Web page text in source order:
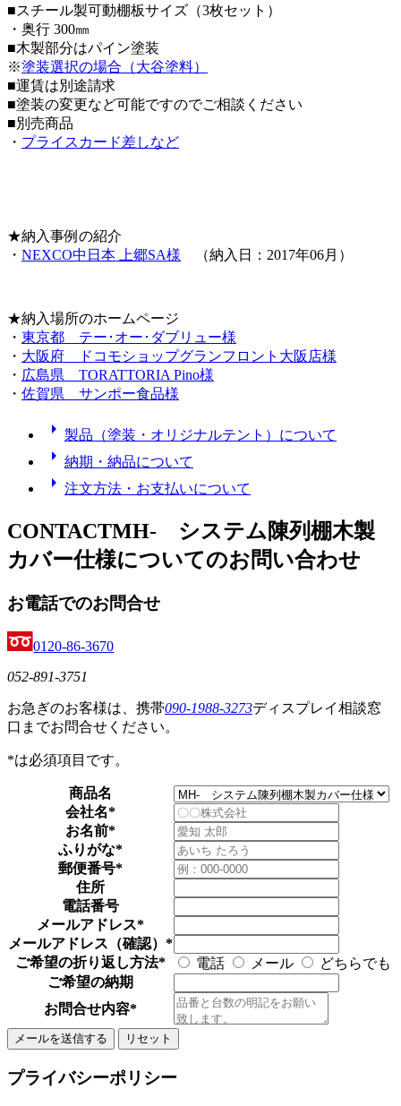
■スチール製可動棚板サイズ（3枚セット）
・奥行 300㎜
■木製部分はパイン塗装
※塗装選択の場合（大谷塗料）
■運賃は別途請求
■塗装の変更など可能ですのでご相談ください
■別売商品
・ プライスカード差しなど
★納入事例の紹介
・ NEXCO中日本 上郷SA様 （納入日：2017年06月）
★納入場所のホームページ
・ 東京都 テー･オー･ダブリュー様
・ 大阪府 ドコモショップグランフロント大阪店様
・ 広島県 TORATTORIA Pino様
・ 佐賀県 サンポー食品様
arrow_right 製品（塗装・オリジナルテント）について
arrow_right 納期・納品について
arrow_right 注文方法・お支払いについて
CONTACTMH- システム陳列棚木製
カバー仕様についてのお問い合わせ
お電話でのお問合せ
0120-86-3670
052-891-3751
お急ぎのお客様は、携帯090-1988-3273ディスプレイ相談窓
口までお問合せください。
*は必須項目です。
商品名
会社名*
お名前*
ふりがな*
郵便番号*
住所
電話番号
メールアドレス*
メールアドレス（確認） *
ご希望の折り返し方法* 電話 メール
どちらでも
ご希望の納期
お問合せ内容*
プライバシーポリシー